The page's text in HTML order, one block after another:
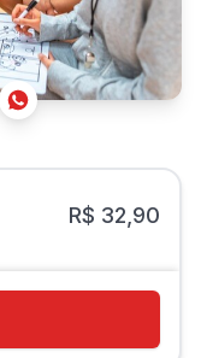
Whatsapp
R$ 32,90